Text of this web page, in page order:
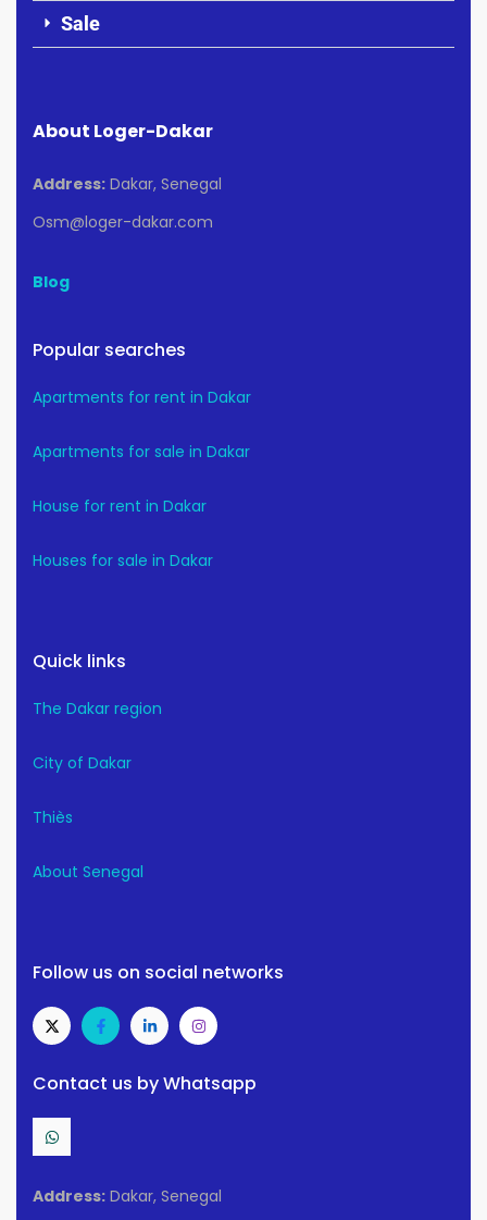
Sale
About Loger-Dakar
Address: Dakar, Senegal
Osm@loger-dakar.com
Blog
Popular searches
Apartments for rent in Dakar
Apartments for sale in Dakar
House for rent in Dakar
Houses for sale in Dakar
Quick links
The Dakar region
City of Dakar
Thiès
About Senegal
Follow us on social networks
Contact us by Whatsapp
Address: Dakar, Senegal